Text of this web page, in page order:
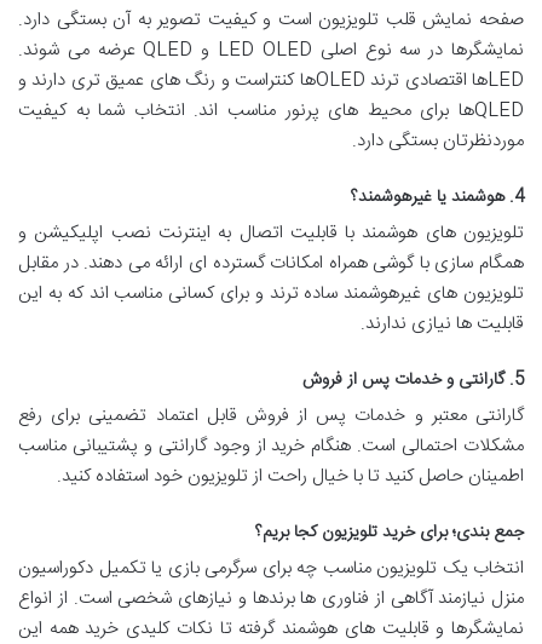
صفحه نمایش قلب تلویزیون است و کیفیت تصویر به آن بستگی دارد.
نمایشگرها در سه نوع اصلی LED OLED و QLED عرضه می شوند.
LEDها اقتصادی ترند OLEDها کنتراست و رنگ های عمیق تری دارند و
QLEDها برای محیط های پرنور مناسب اند. انتخاب شما به کیفیت
موردنظرتان بستگی دارد.
4. هوشمند یا غیرهوشمند؟
تلویزیون های هوشمند با قابلیت اتصال به اینترنت نصب اپلیکیشن و
همگام سازی با گوشی همراه امکانات گسترده ای ارائه می دهند. در مقابل
تلویزیون های غیرهوشمند ساده ترند و برای کسانی مناسب اند که به این
قابلیت ها نیازی ندارند.
5. گارانتی و خدمات پس از فروش
گارانتی معتبر و خدمات پس از فروش قابل اعتماد تضمینی برای رفع
مشکلات احتمالی است. هنگام خرید از وجود گارانتی و پشتیبانی مناسب
اطمینان حاصل کنید تا با خیال راحت از تلویزیون خود استفاده کنید.
جمع بندی؛ برای خرید تلویزیون کجا بریم؟
انتخاب یک تلویزیون مناسب چه برای سرگرمی بازی یا تکمیل دکوراسیون
منزل نیازمند آگاهی از فناوری ها برندها و نیازهای شخصی است. از انواع
نمایشگرها و قابلیت های هوشمند گرفته تا نکات کلیدی خرید همه این